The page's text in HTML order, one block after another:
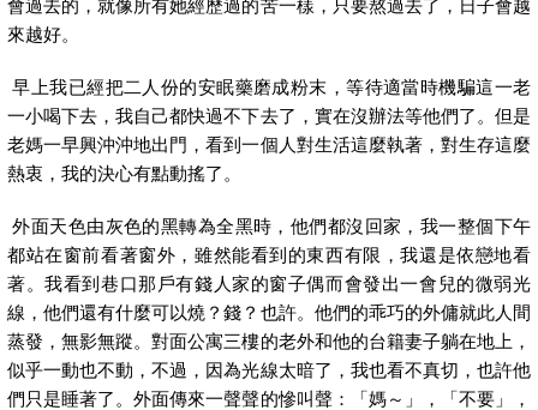
會過去的，就像所有她經歷過的苦一樣，只要熬過去了，日子會越
來越好。
早上我已經把二人份的安眠藥磨成粉末，等待適當時機騙這一老
一小喝下去，我自己都快過不下去了，實在沒辦法等他們了。但是
老媽一早興沖沖地出門，看到一個人對生活這麼執著，對生存這麼
熱衷，我的決心有點動搖了。
外面天色由灰色的黑轉為全黑時，他們都沒回家，我一整個下午
都站在窗前看著窗外，雖然能看到的東西有限，我還是依戀地看
著。我看到巷口那戶有錢人家的窗子偶而會發出一會兒的微弱光
線，他們還有什麼可以燒？錢？也許。他們的乖巧的外傭就此人間
蒸發，無影無蹤。對面公寓三樓的老外和他的台籍妻子躺在地上，
似乎一動也不動，不過，因為光線太暗了，我也看不真切，也許他
們只是睡著了。外面傳來一聲聲的慘叫聲：「媽～」，「不要」，